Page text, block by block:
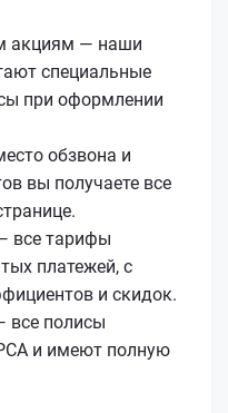
акциям — наши
специальные
при оформлении
обзвона и
вы получаете все
все тарифы
платежей, с
и скидок.
все полисы
и имеют полную